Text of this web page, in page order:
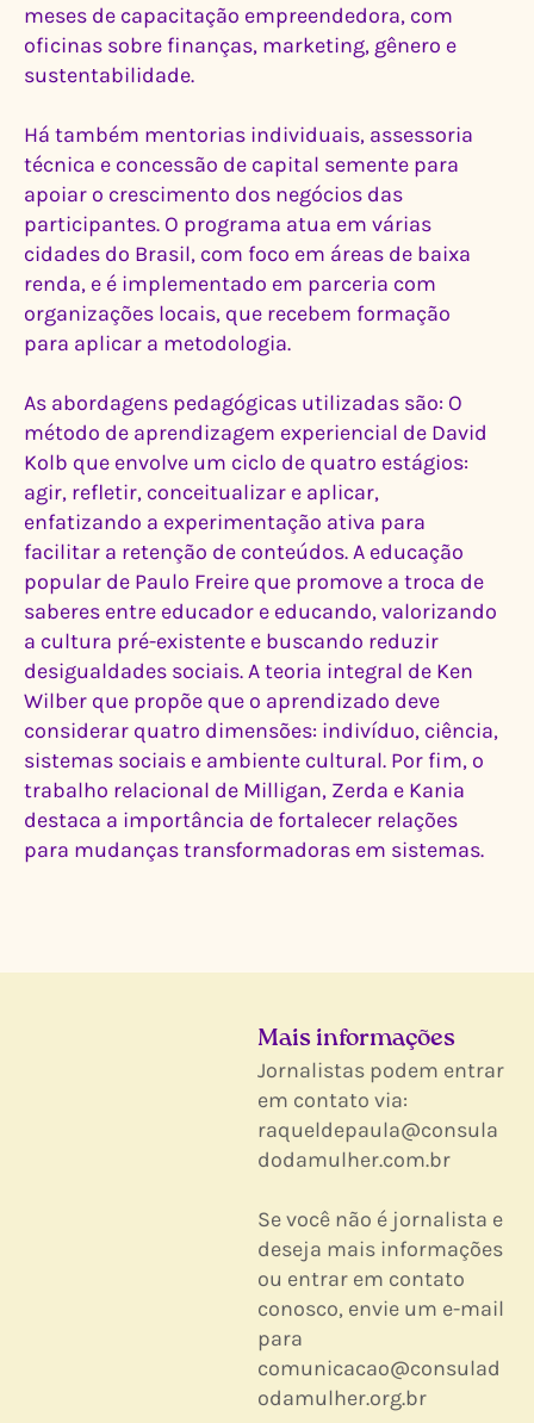
meses de capacitação empreendedora, com
oficinas sobre finanças, marketing, gênero e
sustentabilidade.
Há também mentorias individuais, assessoria
técnica e concessão de capital semente para
apoiar o crescimento dos negócios das
participantes. O programa atua em várias
cidades do Brasil, com foco em áreas de baixa
renda, e é implementado em parceria com
organizações locais, que recebem formação
para aplicar a metodologia.
As abordagens pedagógicas utilizadas são: O
método de aprendizagem experiencial de David
Kolb que envolve um ciclo de quatro estágios:
agir, refletir, conceitualizar e aplicar,
enfatizando a experimentação ativa para
facilitar a retenção de conteúdos. A educação
popular de Paulo Freire que promove a troca de
saberes entre educador e educando, valorizando
a cultura pré-existente e buscando reduzir
desigualdades sociais. A teoria integral de Ken
Wilber que propõe que o aprendizado deve
considerar quatro dimensões: indivíduo, ciência,
sistemas sociais e ambiente cultural. Por fim, o
trabalho relacional de Milligan, Zerda e Kania
destaca a importância de fortalecer relações
para mudanças transformadoras em sistemas.
Mais informações
Jornalistas podem entrar
em contato via:
raqueldepaula@consula
dodamulher.com.br
Se você não é jornalista e
deseja mais informações
ou entrar em contato
conosco, envie um e-mail
para
comunicacao@consulad
odamulher.org.br